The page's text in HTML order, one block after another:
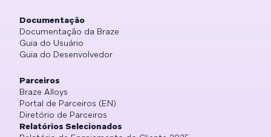
Documentação
Documentação da Braze
Guia do Usuário
Guia do Desenvolvedor
Parceiros
Braze Alloys
Portal de Parceiros (EN)
Diretório de Parceiros
Relatórios Selecionados